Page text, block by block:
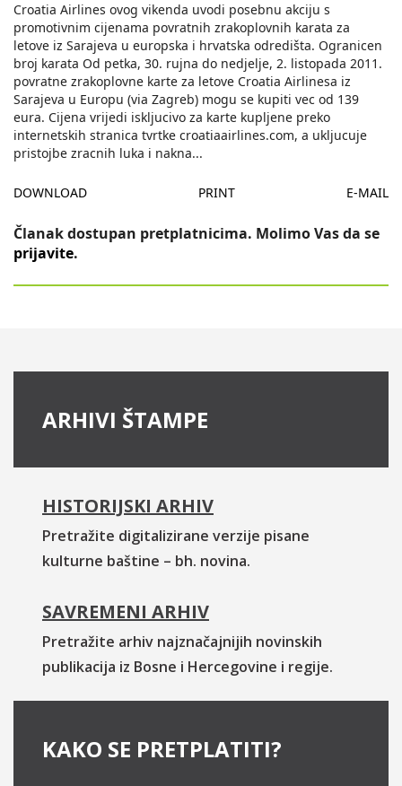
Croatia Airlines ovog vikenda uvodi posebnu akciju s
promotivnim cijenama povratnih zrakoplovnih karata za
letove iz Sarajeva u europska i hrvatska odredišta. Ogranicen
broj karata Od petka, 30. rujna do nedjelje, 2. listopada 2011.
povratne zrakoplovne karte za letove Croatia Airlinesa iz
Sarajeva u Europu (via Zagreb) mogu se kupiti vec od 139
eura. Cijena vrijedi iskljucivo za karte kupljene preko
internetskih stranica tvrtke croatiaairlines.com, a ukljucuje
pristojbe zracnih luka i nakna...
DOWNLOAD PRINT E-MAIL
Članak dostupan pretplatnicima. Molimo Vas da se
prijavite.
ARHIVI ŠTAMPE
HISTORIJSKI ARHIV
Pretražite digitalizirane verzije pisane
kulturne baštine – bh. novina.
SAVREMENI ARHIV
Pretražite arhiv najznačajnijih novinskih
publikacija iz Bosne i Hercegovine i regije.
KAKO SE PRETPLATITI?